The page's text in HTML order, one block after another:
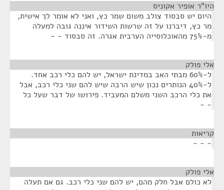
היו"ר אופיר אקוניס
היום יש סבסוד צולב משום שמר כץ, ואני לא אומר לך אישית,
מר כץ, דיברנו על זה שרשות השידור איננה גובה למעלה
מ-75% מהאוכלוסייה הערבית אגרה. זה סבסוד - -
אלי פולק
ל-60% מבתי האב במדינת ישראל, יש להם כלי רכב אחד.
ל-40% הנותרים נכון שיש הרבה שיש להם שני כלי רכב, אבל
את כלי הרכב השני משלם המעביד. פירושו של דבר שעל כל
- -
קריאות
- - -
אלי פולק
לא כולם אבל חלק מהם, יש להם שני כלי רכב. גם אם תעלה